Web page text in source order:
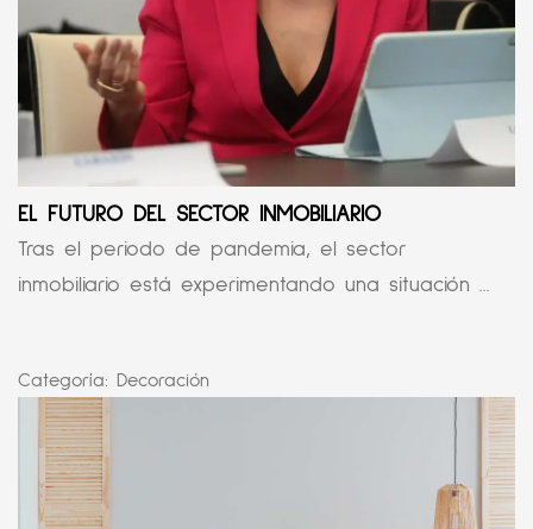
EL FUTURO DEL SECTOR INMOBILIARIO
Tras el periodo de pandemia, el sector
inmobiliario está experimentando una situación ...
Categoría: Decoración